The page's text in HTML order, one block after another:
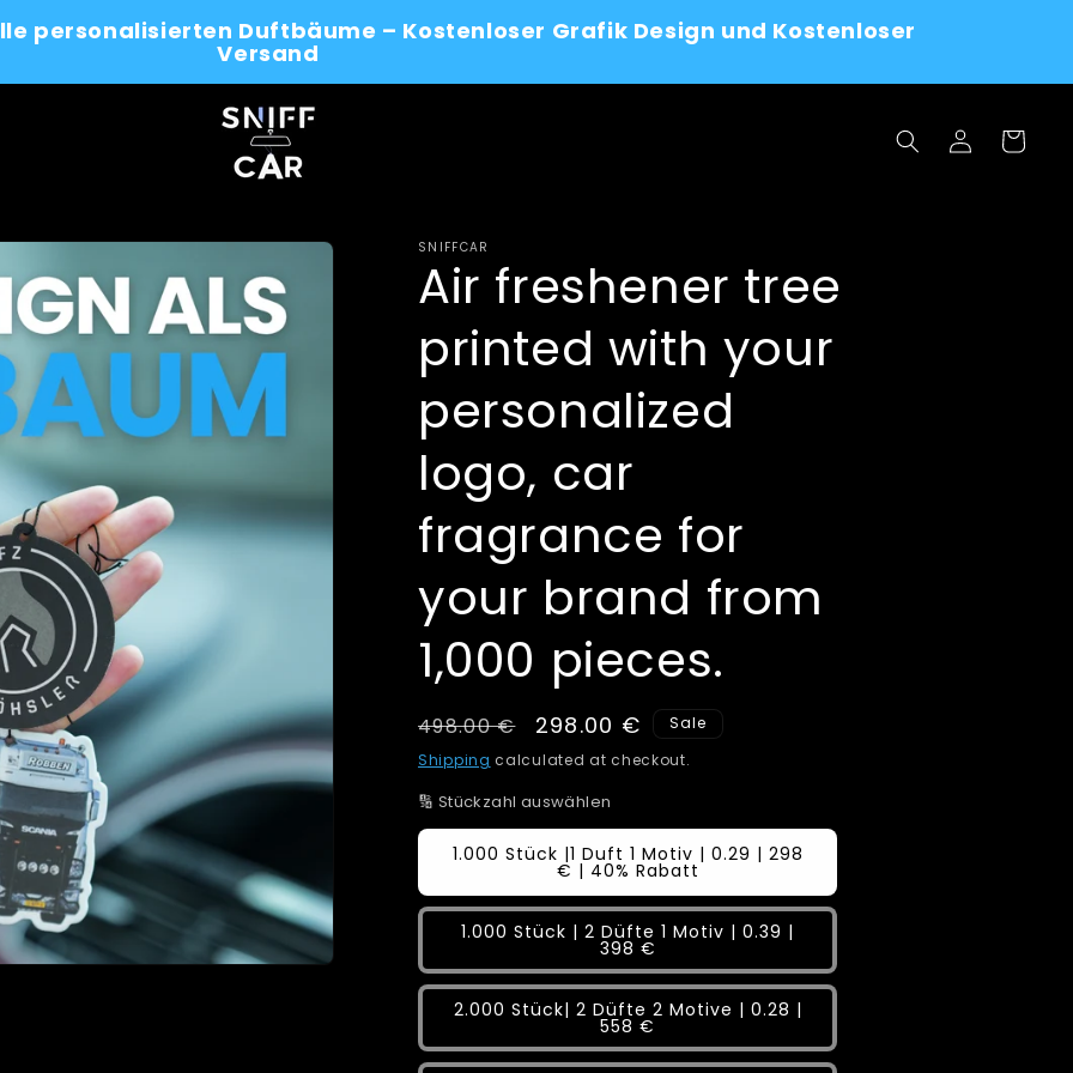
personalisierten Duftbäume – Kostenloser Grafik Design und Kostenloser
Versand
Log
in
Cart
SNIFFCAR
Air freshener tree
printed with your
personalized
logo, car
fragrance for
your brand from
1,000 pieces.
Regular
price
498.00 €
Sale
price
298.00 €
Sale
Shipping calculated at checkout.
🔢 Stückzahl auswählen
1.000 Stück |1 Duft 1 Motiv | 0.29 | 298
€ | 40% Rabatt
1.000 Stück | 2 Düfte 1 Motiv | 0.39 |
398 €
2.000 Stück| 2 Düfte 2 Motive | 0.28 |
558 €